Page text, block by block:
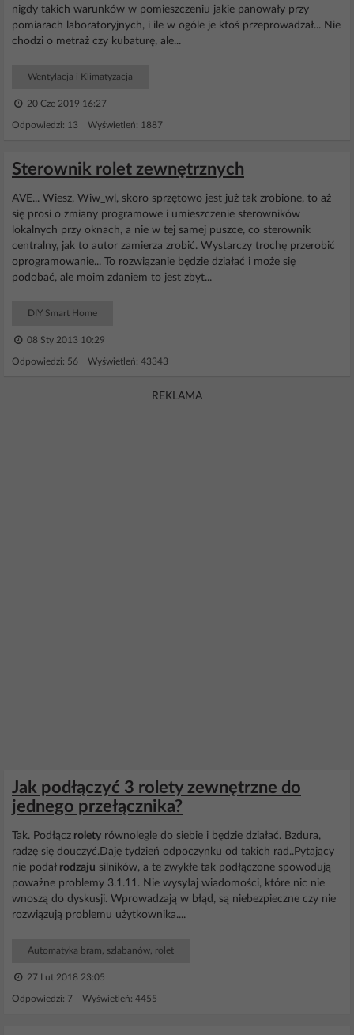
nigdy takich warunków w pomieszczeniu jakie panowały przy
pomiarach laboratoryjnych, i ile w ogóle je ktoś przeprowadzał... Nie
chodzi o metraż czy kubaturę, ale...
Wentylacja i Klimatyzacja
20 Cze 2019 16:27
Odpowiedzi: 13 Wyświetleń: 1887
Sterownik rolet zewnętrznych
AVE... Wiesz, Wiw_wl, skoro sprzętowo jest już tak zrobione, to aż
się prosi o zmiany programowe i umieszczenie sterowników
lokalnych przy oknach, a nie w tej samej puszce, co sterownik
centralny, jak to autor zamierza zrobić. Wystarczy trochę przerobić
oprogramowanie... To rozwiązanie będzie działać i może się
podobać, ale moim zdaniem to jest zbyt...
DIY Smart Home
08 Sty 2013 10:29
Odpowiedzi: 56 Wyświetleń: 43343
REKLAMA
Jak podłączyć 3 rolety zewnętrzne do
jednego przełącznika?
Tak. Podłącz rolety równolegle do siebie i będzie działać. Bzdura,
radzę się douczyć.Daję tydzień odpoczynku od takich rad..Pytający
nie podał rodzaju silników, a te zwykłe tak podłączone spowodują
poważne problemy 3.1.11. Nie wysyłaj wiadomości, które nic nie
wnoszą do dyskusji. Wprowadzają w błąd, są niebezpieczne czy nie
rozwiązują problemu użytkownika....
Automatyka bram, szlabanów, rolet
27 Lut 2018 23:05
Odpowiedzi: 7 Wyświetleń: 4455